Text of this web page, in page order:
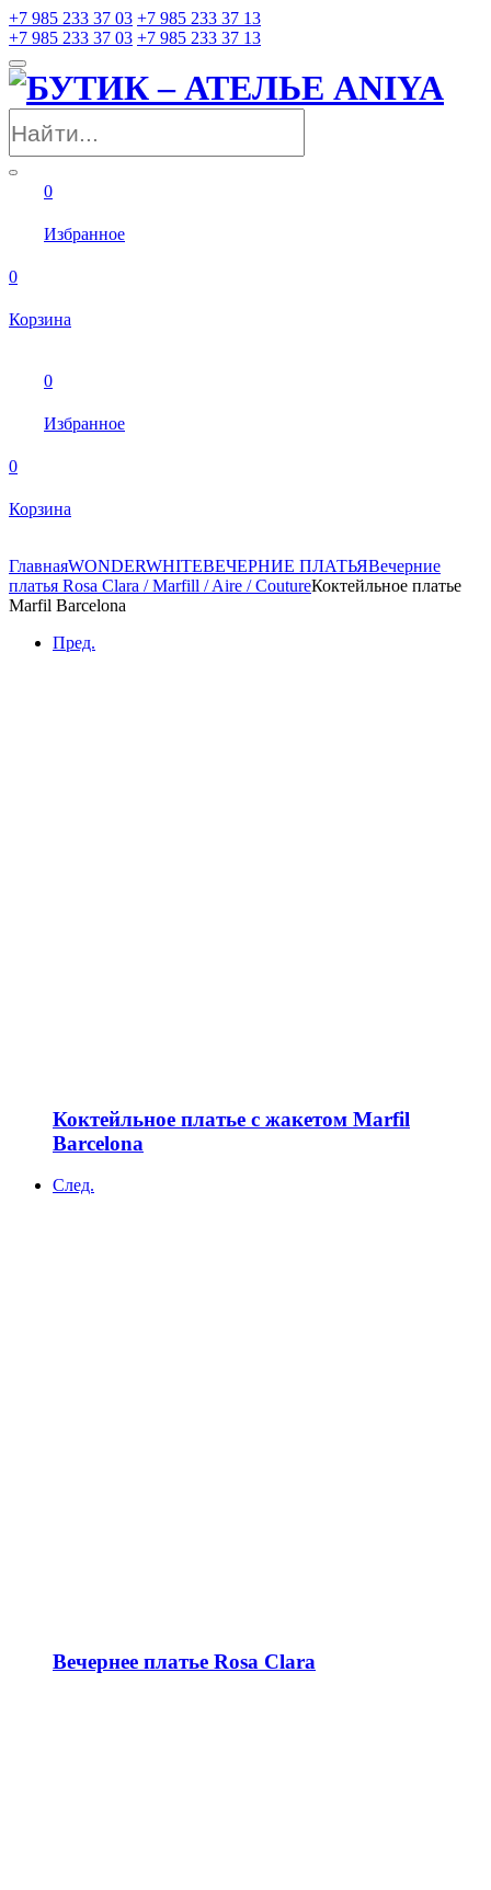
+7 985 233 37 03 +7 985 233 37 13
+7 985 233 37 03 +7 985 233 37 13
0
Избранное
0
Корзина
0
Избранное
0
Корзина
ГлавнаяWONDERWHITEВЕЧЕРНИЕ ПЛАТЬЯВечерние
платья Rosa Clara / Marfill / Aire / CoutureКоктейльное платье
Marfil Barcelona
Пред.
Коктейльное платье с жакетом Marfil
Barcelona
След.
Вечернее платье Rosa Clara